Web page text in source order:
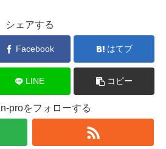
シェアする
Facebook はてブ
LINE コピー
proをフォローする